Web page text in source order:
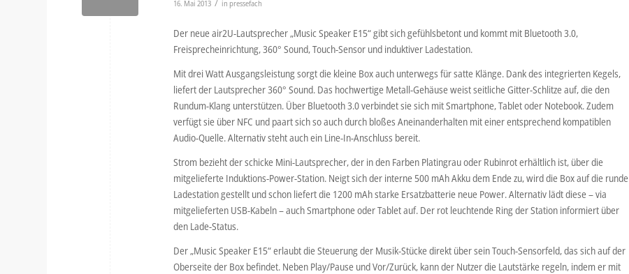
16. Mai 2013 / in pressefach
Der neue air2U-Lautsprecher „Music Speaker E15“ gibt sich gefühlsbetont und kommt mit Bluetooth 3.0,
Freisprecheinrichtung, 360° Sound, Touch-Sensor und induktiver Ladestation.
Mit drei Watt Ausgangsleistung sorgt die kleine Box auch unterwegs für satte Klänge. Dank des integrierten Kegels,
liefert der Lautsprecher 360° Sound. Das hochwertige Metall-Gehäuse weist seitliche Gitter-Schlitze auf, die den
Rundum-Klang unterstützen. Über Bluetooth 3.0 verbindet sie sich mit Smartphone, Tablet oder Notebook. Zudem
verfügt sie über NFC und paart sich so auch durch bloßes Aneinanderhalten mit einer entsprechend kompatiblen
Audio-Quelle. Alternativ steht auch ein Line-In-Anschluss bereit.
Strom bezieht der schicke Mini-Lautsprecher, der in den Farben Platingrau oder Rubinrot erhältlich ist, über die
mitgelieferte Induktions-Power-Station. Neigt sich der interne 500 mAh Akku dem Ende zu, wird die Box auf die runde
Ladestation gestellt und schon liefert die 1200 mAh starke Ersatzbatterie neue Power. Alternativ lädt diese – via
mitgelieferten USB-Kabeln – auch Smartphone oder Tablet auf. Der rot leuchtende Ring der Station informiert über
den Lade-Status.
Der „Music Speaker E15“ erlaubt die Steuerung der Musik-Stücke direkt über sein Touch-Sensorfeld, das sich auf der
Oberseite der Box befindet. Neben Play/Pause und Vor/Zurück, kann der Nutzer die Lautstärke regeln, indem er mit